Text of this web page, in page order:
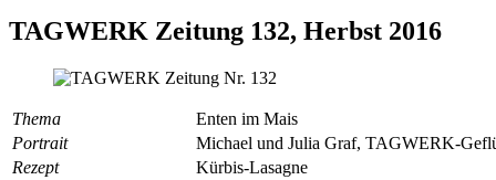
TAGWERK Zeitung 132, Herbst 2016
Thema
Enten im Mais
Portrait
Michael und Julia Graf, TAGWERK-
Rezept
Kürbis-Lasagne